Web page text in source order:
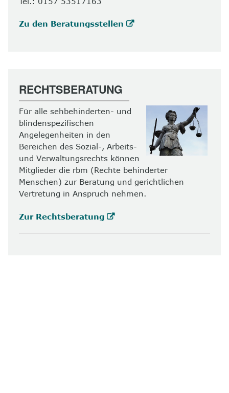
Zu den Beratungsstellen
RECHTSBERATUNG
Für alle sehbehinderten- und
blindenspezifischen
Angelegenheiten in den
Bereichen des Sozial-, Arbeits-
und Verwaltungsrechts können
Mitglieder die rbm (Rechte behinderter
Menschen) zur Beratung und gerichtlichen
Vertretung in Anspruch nehmen.
Zur Rechtsberatung